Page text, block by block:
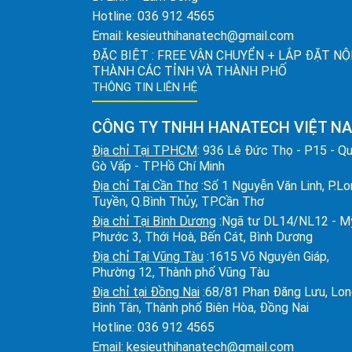
Hotline: 036 912 4565
Email: kesieuthihanatech@gmail.com
ĐẶC BIỆT : FREE VẬN CHUYỂN + LẮP ĐẶT
THÀNH CÁC TỈNH VÀ THÀNH PHỐ
THÔNG TIN LIÊN HỆ
CÔNG TY TNHH HANATECH VIỆT
Địa chỉ Tại TPHCM: 936 Lê Đức Thọ - P15 -
Gò Vấp - TP.Hồ Chí Minh
Địa chỉ Tại Cần Thơ :Số 1 Nguyễn Văn Linh,
Tuyền, Q.Bình Thủy, TP.Cần Thơ
Địa chỉ Tại Bình Dương :Ngã tư DL14/NL12 -
Phước 3, Thới Hoà, Bến Cát, Bình Dương
Địa chỉ Tại Vũng Tàu :1615 Võ Nguyên Giáp,
Phường 12, Thành phố Vũng Tàu
Địa chỉ tại Đồng Nai :68/81 Phan Đăng Lưu,
Bình Tân, Thành phố Biên Hòa, Đồng Nai
Hotline: 036 912 4565
Email: kesieuthihanatech@gmail.com